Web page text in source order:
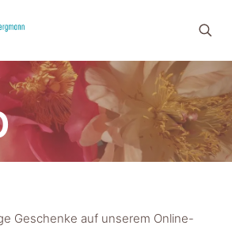
Geschenke auf unserem Online-